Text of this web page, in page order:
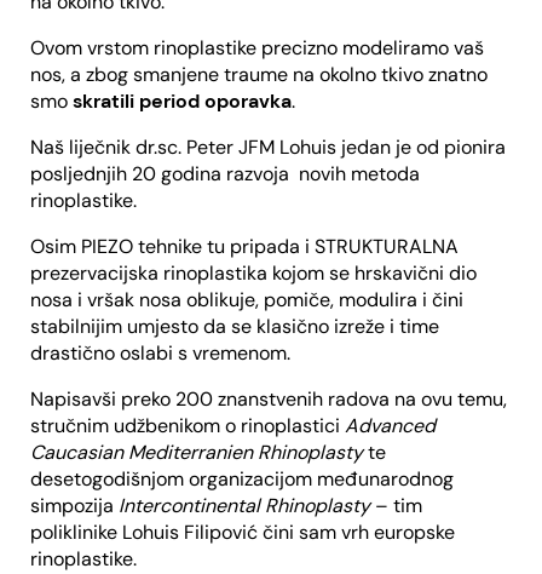
Ovom vrstom rinoplastike precizno modeliramo vaš
nos, a zbog smanjene traume na okolno tkivo znatno
smoskratili period oporavka.
Naš liječnik dr.sc. Peter JFM Lohuis jedan je od pionira
posljednjih 20 godina razvoja novih metoda
rinoplastike.
Osim PIEZO tehnike tu pripada i STRUKTURALNA
prezervacijska rinoplastika kojom se hrskavični dio
nosa i vršak nosa oblikuje, pomiče, modulira i čini
stabilnijim umjesto da se klasično izreže i time
drastično oslabi s vremenom.
Napisavši preko 200 znanstvenih radova na ovu temu,
stručnim udžbenikom o rinoplastici Advanced
Caucasian Mediterranien Rhinoplastyte
desetogodišnjom organizacijom međunarodnog
simpozija Intercontinental Rhinoplasty– tim
poliklinike Lohuis Filipović čini sam vrh europske
rinoplastike.